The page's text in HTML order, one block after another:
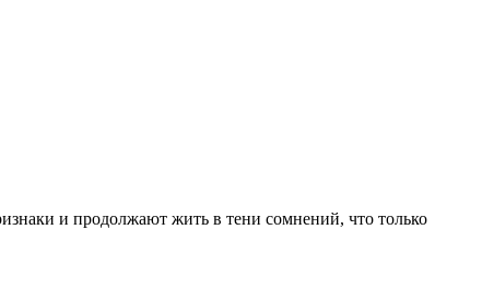
и продолжают жить в тени сомнений, что только